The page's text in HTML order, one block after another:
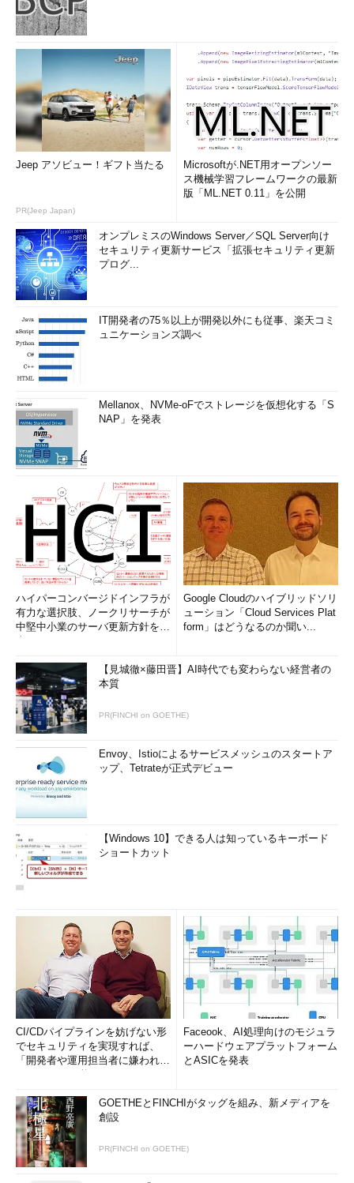
タフェースとするオブジェクトストレージソフトウェアだから
だ。
Scality RINGはオブジェクトストレージを中核として
NFS//SMBによるファイルアクセスプロトコルに対応。Erasure
Codingによる冗長化やデータ複製の機能も備えている。言い換
えれば、もともとクラウドストレージの拡張性、柔軟性、コスト
効率といったメリットを企業がオンプレミスで享受でき、さらに
セキュリティや可用性に関する制御を強化できるというのが、当
初からの製品コンセプトだ。
Scality RINGの新バージョン「RING 7」では、セキュリティ面
最も興味深いのはバージョン管理機能。ファイルの改変や削除
が行われようとすると、その直前に、それまでのバージョンのシ
ャドーコピーが隠しディレクトリに自動作成される。このため、
ランサムウェアなどの攻撃に対応しやすい。
その他、データ保存場所を特定拠点に明示的に限定できる機能
が加わった。また、データの改ざんを防止するWORM（Write
Once, Read Many）機能も追加された。さらに、非同期の拠点
間データ複製が実現した。これまで他拠点とは、同期的なデータ
複製機能のみが利用できた。
Zenkoの意義
オンプレミスかパブリッククラウドかの二者択一、そして特定
のパブリッククラウドへの全面移行に関する議論が、現時点では
よく聞かれる。だが、全てのユーザー組織が、そうした選択をし
たいのだろうか、あるいはするべきだろうか。筆者はそうは考え
ない。データにしてもアプリケーションにしても。最終的には可
能な限り自社でコントロールし、特定のクラウドベンダーへの全
面的な依存を避ける努力をする企業が、今後目立つようになって
いくだろう。
てくれる可能性のあるツールだといえる。
Jeep アソビュー！ギフト当たる
PR(Jeep Japan)
Microsoftが.NET用オープンソー
ス機械学習フレームワークの最新
版「ML.NET 0.11」を公開
オンプレミスのWindows Server／SQL Server向け
セキュリティ更新サービス「拡張セキュリティ更新
プログ...
IT開発者の75％以上が開発以外にも従事、楽天コミ
ュニケーションズ調べ
Mellanox、NVMe-oFでストレージを仮想化する「S
NAP」を発表
ハイパーコンバージドインフラが
有力な選択肢、ノークリサーチが
中堅中小業のサーバ更新方針を調
Google Cloudのハイブリッドソリ
ューション「Cloud Services Plat
form」はどうなるのか聞い...
【見城徹×藤田晋】AI時代でも変わらない経営者の
本質
PR(FINCHI on GOETHE)
Envoy、Istioによるサービスメッシュのスタートア
ップ、Tetrateが正式デビュー
【Windows 10】できる人は知っているキーボード
ショートカット
CI/CDパイプラインを妨げない形
でセキュリティを実現すれば、
「開発者や運用担当者に嫌われな
Faceook、AI処理向けのモジュラ
ーハードウェアプラットフォーム
とASICを発表
GOETHEとFINCHIがタッグを組み、新メディアを
創設
PR(FINCHI on GOETHE)